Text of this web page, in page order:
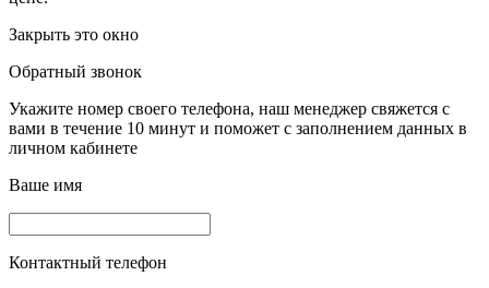
Закрыть это окно
Обратный звонок
Укажите номер своего телефона, наш менеджер свяжется с
вами в течение 10 минут и поможет с заполнением данных в
личном кабинете
Ваше имя
Контактный телефон